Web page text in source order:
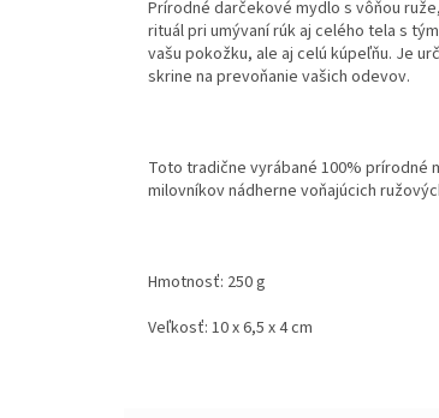
Prírodné darčekové mydlo s vôňou
rituál pri umývaní rúk aj celého tela s
vašu pokožku, ale aj celú kúpeľňu. Je
skrine na prevoňanie vašich odevov.
Toto tradične vyrábané 100% prírodné
milovníkov nádherne voňajúcich
Hmotnosť: 250 g
Veľkosť: 10 x 6,5 x 4 cm